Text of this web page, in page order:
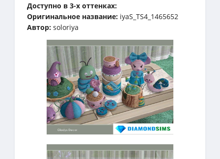
Доступно в 3-х оттенках:
Оригинальное название: iyaS_TS4_1465652
Автор: soloriya